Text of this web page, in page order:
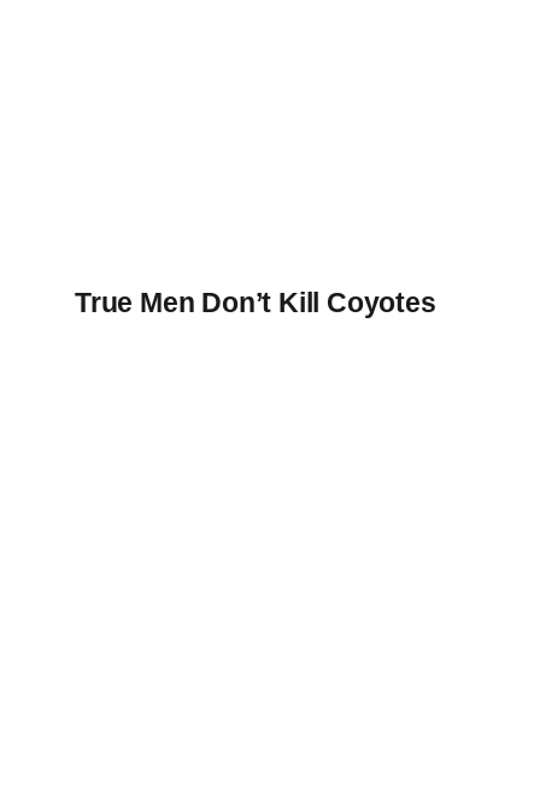
True Men Don’t Kill Coyotes